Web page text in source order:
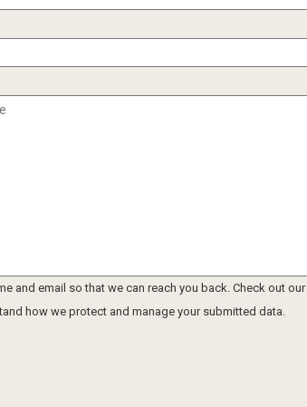
and email so that we can reach you back. Check out our
how we protect and manage your submitted data.